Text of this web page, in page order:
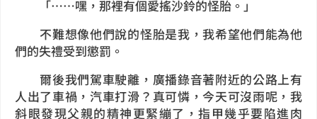
「⋯⋯嘿，那裡有個愛搖沙鈴的怪胎。」
不難想像他們說的怪胎是我，我希望他們能為他
們的失禮受到懲罰。
爾後我們駕車駛離，廣播錄音著附近的公路上有
人出了車禍，汽車打滑？真可憐，今天可沒雨呢，我
斜眼發現父親的精神更緊繃了，指甲幾乎要陷進肉